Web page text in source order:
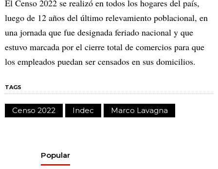
El Censo 2022 se realizó en todos los hogares del país,
luego de 12 años del último relevamiento poblacional, en
una jornada que fue designada feriado nacional y que
estuvo marcada por el cierre total de comercios para que
los empleados puedan ser censados en sus domicilios.
TAGS
Censo 2022 Indec Marco Lavagna
Popular